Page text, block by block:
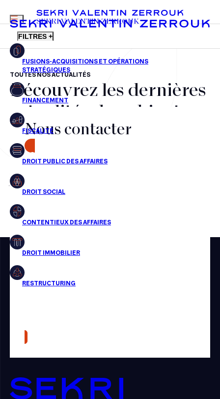
FR EN
MENU
SEKRI VALENTIN ZERROUK
FILTRES +
Fusions-acquisitions et opérations stratégiques
Financement
Fiscalité
Droit public des affaires
Droit social
Droit immobilier
Restructuring
Presse
TOUTES NOS ACTUALITÉS
Découvrez les dernières
actualités du cabinet,
nos récompenses et nos
transactions, jour après
jour
Aucun résultats pour cette recherche
Nous contacter